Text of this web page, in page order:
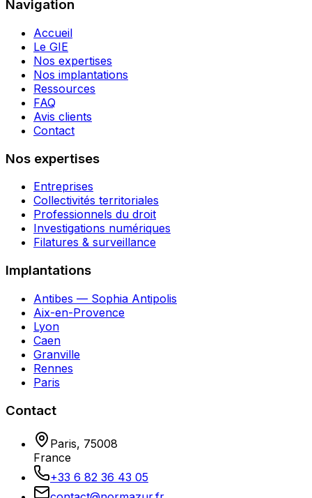
Navigation
Accueil
Le GIE
Nos expertises
Nos implantations
Ressources
FAQ
Avis clients
Contact
Nos expertises
Entreprises
Collectivités territoriales
Professionnels du droit
Investigations numériques
Filatures & surveillance
Implantations
Antibes — Sophia Antipolis
Aix-en-Provence
Lyon
Caen
Granville
Rennes
Paris
Contact
Paris, 75008
France
+33 6 82 36 43 05